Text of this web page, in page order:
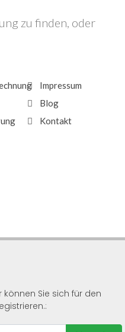
zu finden, oder
Impressum
Blog
Kontakt
können Sie sich für den